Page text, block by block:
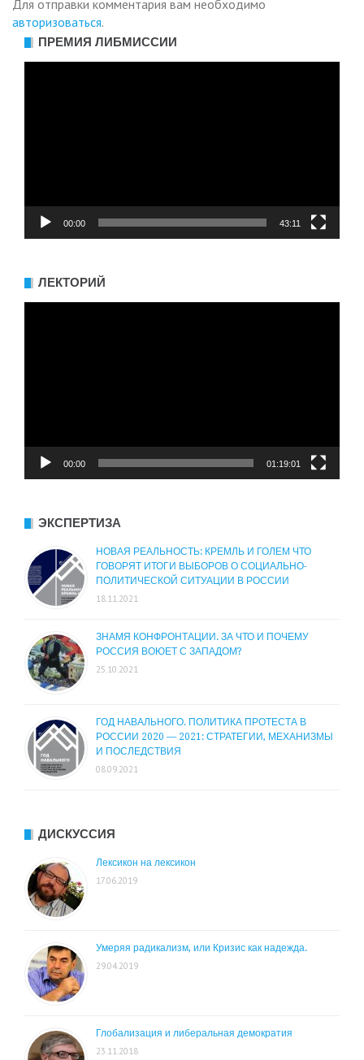
Для отправки комментария вам необходимо
авторизоваться.
ПРЕМИЯ ЛИБМИССИИ
00:00 43:11
ЛЕКТОРИЙ
00:00 01:19:01
ЭКСПЕРТИЗА
НОВАЯ РЕАЛЬНОСТЬ: КРЕМЛЬ И ГОЛЕМ ЧТО
ГОВОРЯТ ИТОГИ ВЫБОРОВ О СОЦИАЛЬНО-
ПОЛИТИЧЕСКОЙ СИТУАЦИИ В РОССИИ
18.11.2021
ЗНАМЯ КОНФРОНТАЦИИ. ЗА ЧТО И ПОЧЕМУ
РОССИЯ ВОЮЕТ С ЗАПАДОМ?
25.10.2021
ГОД НАВАЛЬНОГО. ПОЛИТИКА ПРОТЕСТА В
РОССИИ 2020 — 2021: СТРАТЕГИИ, МЕХАНИЗМЫ
И ПОСЛЕДСТВИЯ
08.09.2021
ДИСКУССИЯ
Лексикон на лексикон
17.06.2019
Умеряя радикализм, или Кризис как надежда.
29.04.2019
Глобализация и либеральная демократия
23.11.2018